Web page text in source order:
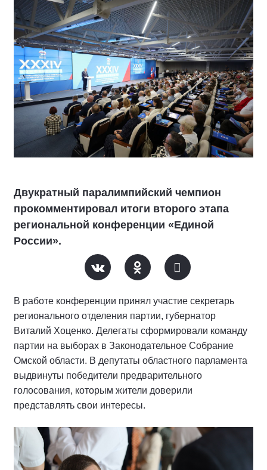
Двукратный паралимпийский чемпион
прокомментировал итоги второго этапа
региональной конференции «Единой
России».
В работе конференции принял участие секретарь
регионального отделения партии, губернатор
Виталий Хоценко. Делегаты сформировали команду
партии на выборах в Законодательное Собрание
Омской области. В депутаты областного парламента
выдвинуты победители предварительного
голосования, которым жители доверили
представлять свои интересы.